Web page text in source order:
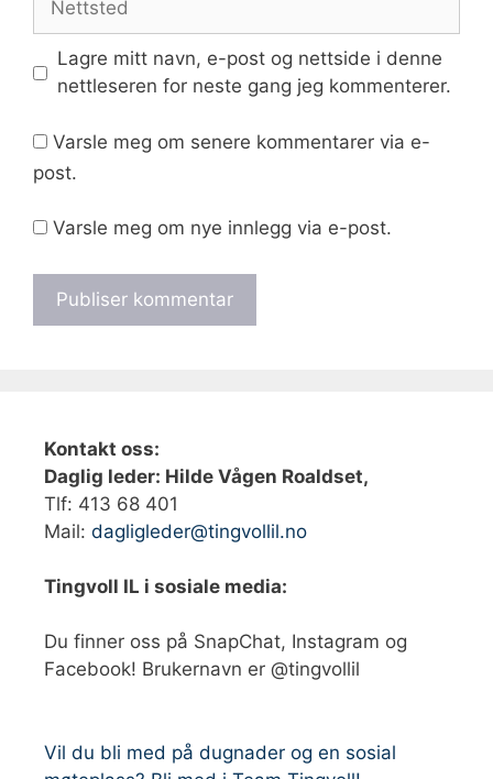
Lagre mitt navn, e-post og nettside i denne
nettleseren for neste gang jeg kommenterer.
Varsle meg om senere kommentarer via e-
post.
Varsle meg om nye innlegg via e-post.
Kontakt oss:
Daglig leder: Hilde Vågen Roaldset,
Tlf: 413 68 401‬
Mail: dagligleder@tingvollil.no
Tingvoll IL i sosiale media:
Du finner oss på SnapChat, Instagram og
Facebook! Brukernavn er @tingvollil
Vil du bli med på dugnader og en sosial